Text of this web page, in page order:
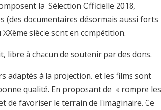
la Sélection Officielle 2018,
(des documentaires désormais aussi forts
siècle sont en compétition.
libre à chacun de soutenir par des dons.
adaptés à la projection, et les films sont
qualité. En proposant de « rompre les
de favoriser le terrain de l’imaginaire. Ce